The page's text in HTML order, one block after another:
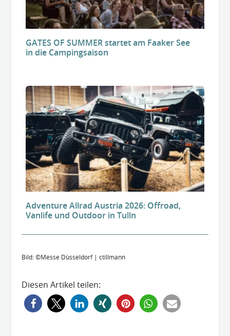
GATES OF SUMMER startet am Faaker See
in die Campingsaison
Adventure Allrad Austria 2026: Offroad,
Vanlife und Outdoor in Tulln
Bild: ©Messe Düsseldorf | ctillmann
Diesen Artikel teilen: